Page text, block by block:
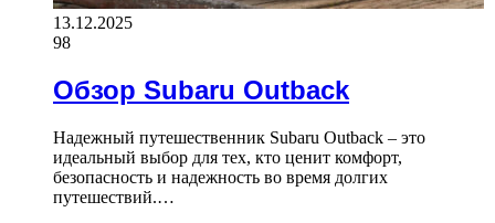
13.12.2025
98
Обзор Subaru Outback
Надежный путешественник Subaru Outback – это
идеальный выбор для тех, кто ценит комфорт,
безопасность и надежность во время долгих
путешествий.…